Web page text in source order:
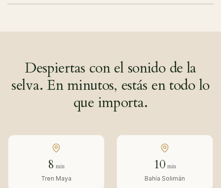
Despiertas con el sonido de la
selva. En minutos, estás en todo lo
que importa.
8 min
Tren Maya
10 min
Bahía Solimán